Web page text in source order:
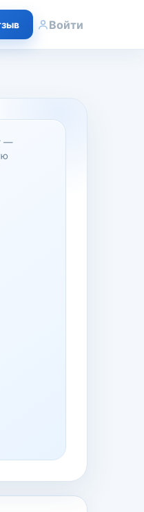
Войти
—